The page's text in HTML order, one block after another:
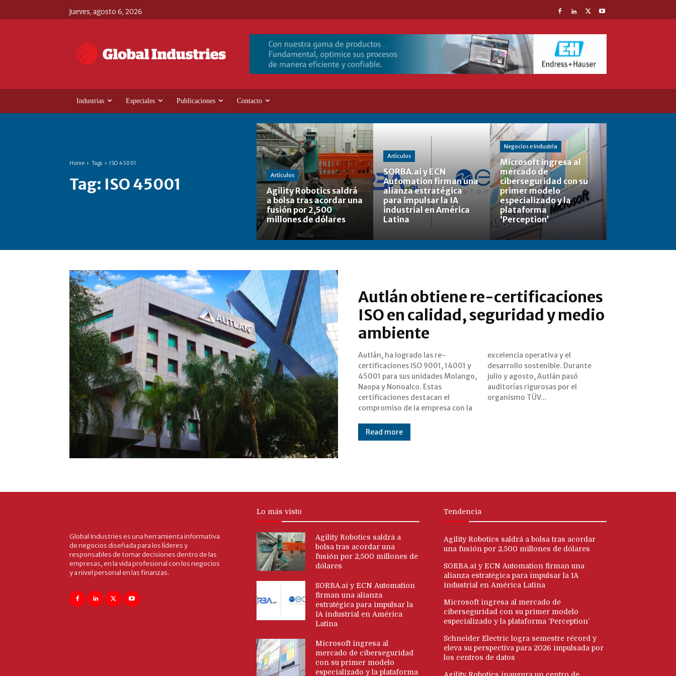
jueves, agosto 6, 2026
Industrias Especiales Publicaciones Contacto
Home Tags ISO 45001
Tag: ISO 45001 Artículos
Agility Robotics saldrá
a bolsa tras acordar una
fusión por 2,500
millones de dólares
Artículos
SORBA.ai y ECN
Automation firman una
alianza estratégica
para impulsar la IA
industrial en América
Latina
Negocios e Industria
Microsoft ingresa al
mercado de
ciberseguridad con su
primer modelo
especializado y la
plataforma
‘Perception’
Autlán obtiene re-certificaciones
ISO en calidad, seguridad y medio
ambiente
Autlán, ha logrado las re-
certificaciones ISO 9001, 14001 y
45001 para sus unidades Molango,
Naopa y Nonoalco. Estas
certificaciones destacan el
compromiso de la empresa con la
excelencia operativa y el
desarrollo sostenible. Durante
julio y agosto, Autlán pasó
auditorías rigurosas por el
organismo TÜV...
Read more
Global Industries es una herramienta informativa
de negocios diseñada para los líderes y
responsables de tomar decisiones dentro de las
empresas, en la vida profesional con los negocios
y a nivel personal en las finanzas.
Lo más visto
Agility Robotics saldrá a
bolsa tras acordar una
fusión por 2,500 millones de
dólares
SORBA.ai y ECN Automation
firman una alianza
estratégica para impulsar la
IA industrial en América
Latina
Microsoft ingresa al
mercado de ciberseguridad
con su primer modelo
especializado y la plataforma
Tendencia
Agility Robotics saldrá a bolsa tras acordar
una fusión por 2,500 millones de dólares
SORBA.ai y ECN Automation firman una
alianza estratégica para impulsar la IA
industrial en América Latina
Microsoft ingresa al mercado de
ciberseguridad con su primer modelo
especializado y la plataforma ‘Perception’
Schneider Electric logra semestre récord y
eleva su perspectiva para 2026 impulsada por
los centros de datos
Agility Robotics inaugura un centro de